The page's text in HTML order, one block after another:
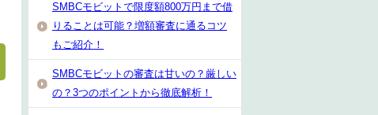
SMBCモビットで限度額800万円まで借
りることは可能？増額審査に通るコツ
もご紹介！
SMBCモビットの審査は甘いの？厳しい
の？3つのポイントから徹底解析！